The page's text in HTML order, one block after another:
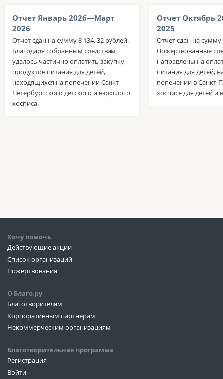
Отчет Январь 2026—Март
2026
Отчет сдан на сумму 8 134, 32 рублей.
Благодаря собранным средствам
удалось частично оплатить закупку
продуктов питания для детей,
находящихся на попечении Санкт-
Петербургского детского и взрослого
хосписа.
Отчет Октябрь
2025
Отчет сдан на сумму
Пожертвованные
направлены на
питания для детей,
попечении в Санкт-
хосписе для детей и
Хочу помочь
Действующие акции
Список организаций
Пожертвования
О Благо.ру
Благотворителям
Корпоративным партнерам
Некоммерческим организациям
Благотворительная программа
Регистрация
Войти